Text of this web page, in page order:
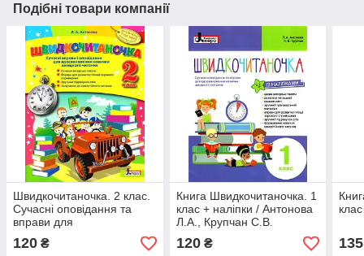
Подібні товари компанії
Швидкочитаночка. 2 клас.
Сучасні оповідання та
вправи для
вдосконалення навички
швидкого читання
120 ₴
Книга Швидкочитаночка. 1
клас + наліпки / Антонова
Л.А., Крупчан С.В.
(українською)
120₴ 135